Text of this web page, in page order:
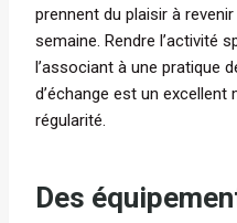
prennent du plaisir à
semaine. Rendre l’activité
l’associant à une pratique
d’échange est un
régularité.
Des